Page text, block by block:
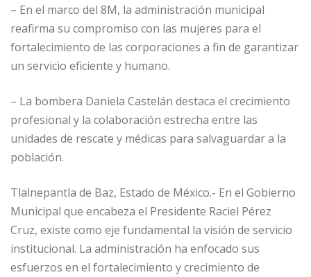
– En el marco del 8M, la administración municipal
reafirma su compromiso con las mujeres para el
fortalecimiento de las corporaciones a fin de garantizar
un servicio eficiente y humano.
– La bombera Daniela Castelán destaca el crecimiento
profesional y la colaboración estrecha entre las
unidades de rescate y médicas para salvaguardar a la
población.
Tlalnepantla de Baz, Estado de México.- En el Gobierno
Municipal que encabeza el Presidente Raciel Pérez
Cruz, existe como eje fundamental la visión de servicio
institucional. La administración ha enfocado sus
esfuerzos en el fortalecimiento y crecimiento de